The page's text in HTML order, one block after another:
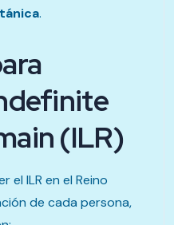
.
(ILR)
el ILR en el Reino
de cada persona,